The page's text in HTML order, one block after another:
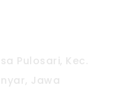
Pulosari, Kec.
Jawa